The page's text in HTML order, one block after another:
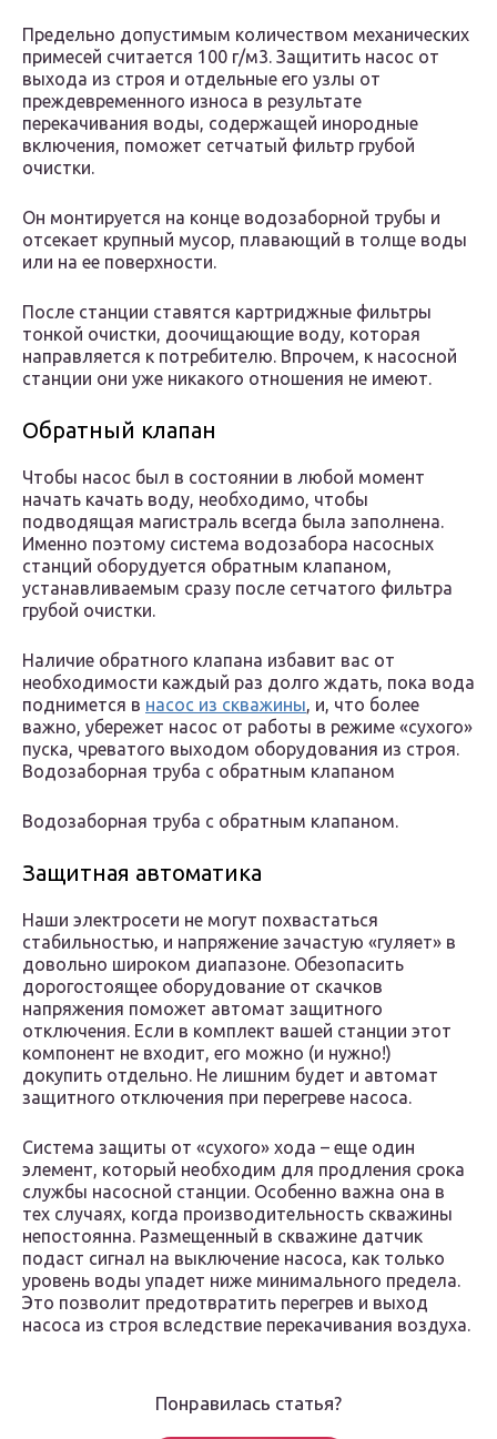
Предельно допустимым количеством механических
примесей считается 100 г/м3. Защитить насос от
выхода из строя и отдельные его узлы от
преждевременного износа в результате
перекачивания воды, содержащей инородные
включения, поможет сетчатый фильтр грубой
очистки.
Он монтируется на конце водозаборной трубы и
отсекает крупный мусор, плавающий в толще воды
или на ее поверхности.
После станции ставятся картриджные фильтры
тонкой очистки, доочищающие воду, которая
направляется к потребителю. Впрочем, к насосной
станции они уже никакого отношения не имеют.
Обратный клапан
Чтобы насос был в состоянии в любой момент
начать качать воду, необходимо, чтобы
подводящая магистраль всегда была заполнена.
Именно поэтому система водозабора насосных
станций оборудуется обратным клапаном,
устанавливаемым сразу после сетчатого фильтра
грубой очистки.
Наличие обратного клапана избавит вас от
необходимости каждый раз долго ждать, пока вода
поднимется в насос из скважины, и, что более
важно, убережет насос от работы в режиме «сухого»
пуска, чреватого выходом оборудования из строя.
Водозаборная труба с обратным клапаном
Водозаборная труба с обратным клапаном.
Защитная автоматика
Наши электросети не могут похвастаться
стабильностью, и напряжение зачастую «гуляет» в
довольно широком диапазоне. Обезопасить
дорогостоящее оборудование от скачков
напряжения поможет автомат защитного
отключения. Если в комплект вашей станции этот
компонент не входит, его можно (и нужно!)
докупить отдельно. Не лишним будет и автомат
защитного отключения при перегреве насоса.
Система защиты от «сухого» хода – еще один
элемент, который необходим для продления срока
службы насосной станции. Особенно важна она в
тех случаях, когда производительность скважины
непостоянна. Размещенный в скважине датчик
подаст сигнал на выключение насоса, как только
уровень воды упадет ниже минимального предела.
Это позволит предотвратить перегрев и выход
насоса из строя вследствие перекачивания воздуха.
Понравилась статья?